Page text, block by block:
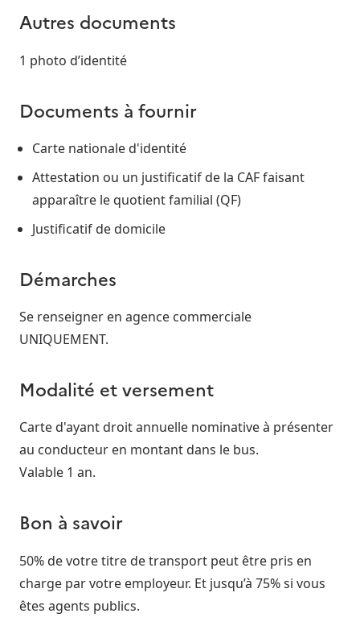
Autres documents
1 photo d’identité
Documents à fournir
Carte nationale d'identité
Attestation ou un justificatif de la CAF faisant
apparaître le quotient familial (QF)
Justificatif de domicile
Démarches
Se renseigner en agence commerciale
UNIQUEMENT.
Modalité et versement
Carte d'ayant droit annuelle nominative à présenter
au conducteur en montant dans le bus.
Valable 1 an.
Bon à savoir
50% de votre titre de transport peut être pris en
charge par votre employeur. Et jusqu’à 75% si vous
êtes agents publics.